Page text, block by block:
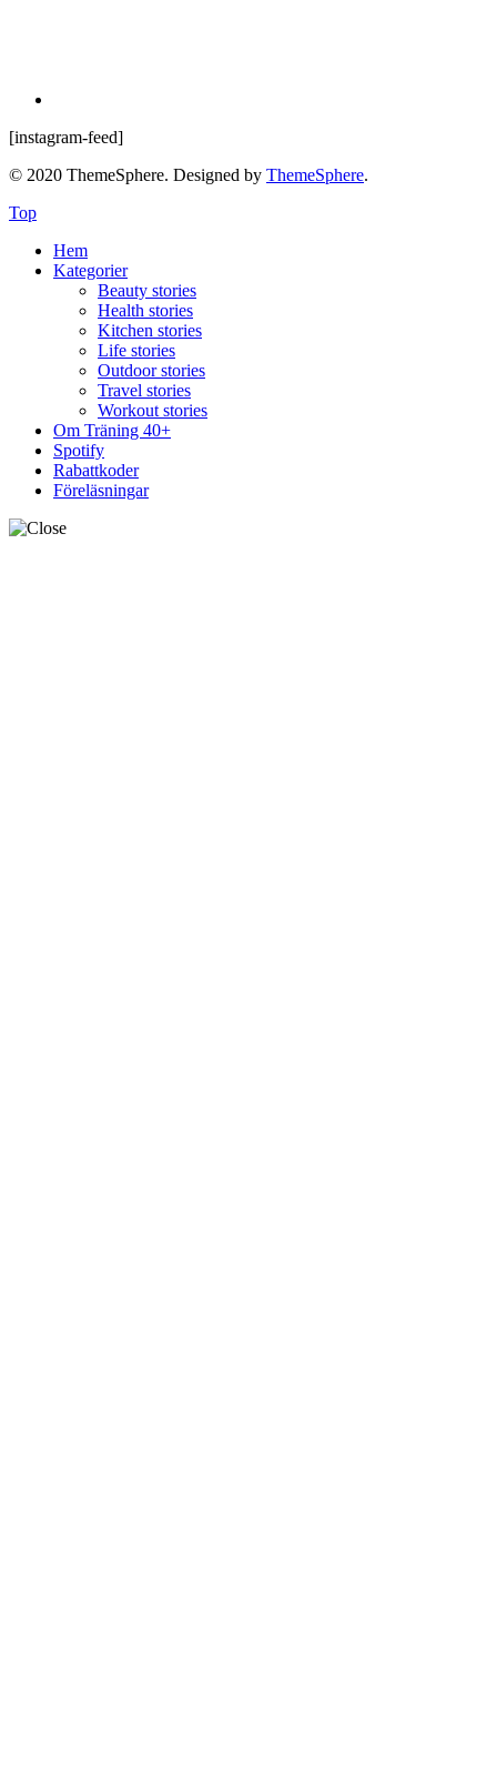
[instagram-feed]
© 2020 ThemeSphere. Designed by ThemeSphere.
Top
Hem
Kategorier
Beauty stories
Health stories
Kitchen stories
Life stories
Outdoor stories
Travel stories
Workout stories
Om Träning 40+
Spotify
Rabattkoder
Föreläsningar